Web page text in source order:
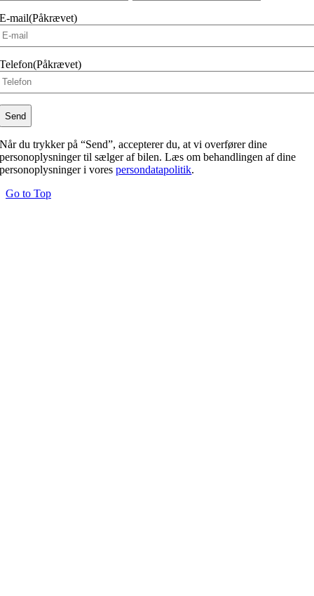
E-mail(Påkrævet)
Telefon(Påkrævet)
Når du trykker på “Send”, accepterer du, at vi overfører dine
personoplysninger til sælger af bilen. Læs om behandlingen af dine
personoplysninger i vorespersondatapolitik.
Go to Top